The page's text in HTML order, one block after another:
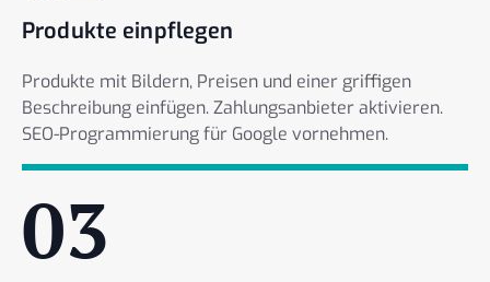
Produkte einpflegen
Produkte mit Bildern, Preisen und einer griffigen
Beschreibung einfügen. Zahlungsanbieter aktivieren.
SEO-Programmierung für Google vornehmen.
03